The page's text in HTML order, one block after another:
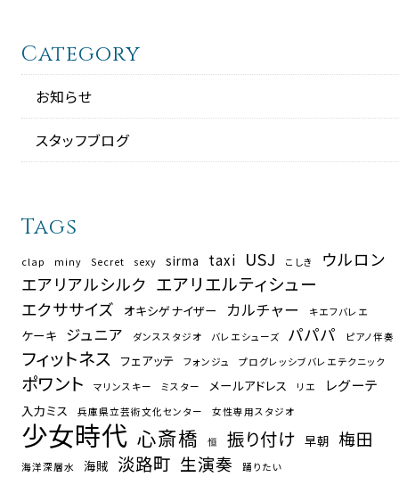
Category
お知らせ
スタッフブログ
Tags
clap miny Secret sexy sirma taxi USJ こしき
ウルロン
エアリアルシルク エアリエルティシュー
エクササイズ オキシゲナイザー カルチャー キエフバレエ
ケーキ ジュニア ダンススタジオ バレエシューズ パパパ ピアノ伴奏
フィットネス フェアッテ フォンジュ プログレッシブバレエテクニック
ポワント マリンスキー ミスター メールアドレス リエ レグーテ
入力ミス 兵庫県立芸術文化センター 女性専用スタジオ
少女時代 心斎橋 恒 振り付け 早朝 梅田
海洋深層水 海賊 淡路町 生演奏 踊りたい